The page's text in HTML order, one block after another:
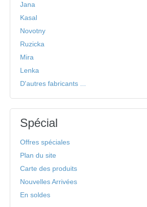
Jana
Kasal
Novotny
Ruzicka
Mira
Lenka
D'autres fabricants ...
Spécial
Offres spéciales
Plan du site
Carte des produits
Nouvelles Arrivées
En soldes